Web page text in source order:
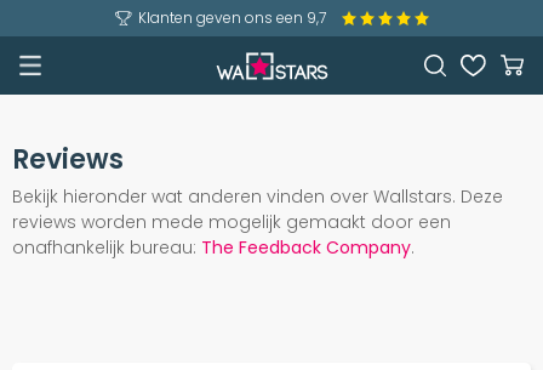
Klanten geven ons een 9,7
Reviews
Bekijk hieronder wat anderen vinden over Wallstars. Deze
reviews worden mede mogelijk gemaakt door een
onafhankelijk bureau: The Feedback Company.